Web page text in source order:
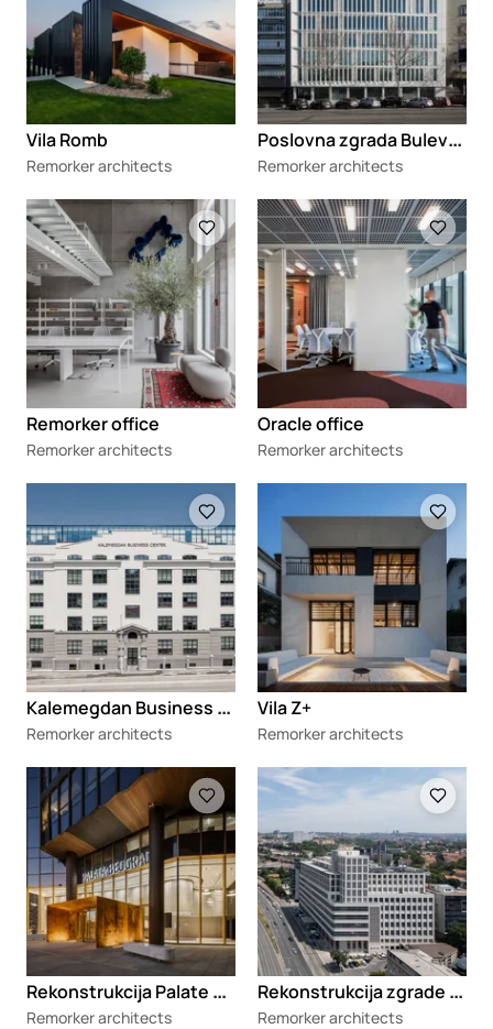
Vila Romb
Remorker architects
P
oslovna zgrada Bulevar 79
Remorker architects
Loading
Remorker office
Remorker architects
Loading
Oracle office
Remorker architects
K
alemegdan Business Center
Remorker architects
Vila Z+
Remorker architects
Loading
R
ekonstrukcija Palate Beograd
Remorker architects
Loading
R
ekonstrukcija zgrade BIGZ-a
Remorker architects